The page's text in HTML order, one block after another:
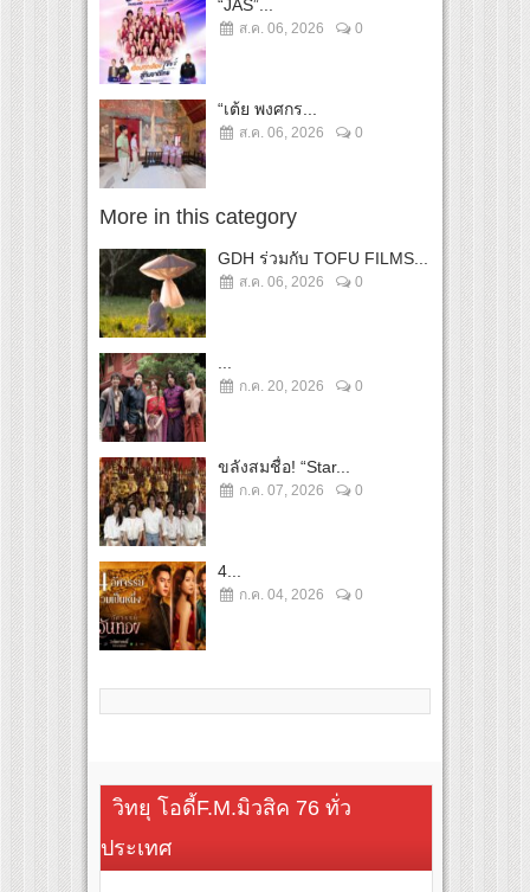
“JAS”...
ส.ค. 06, 2026 0
“เต้ย พงศกร...
ส.ค. 06, 2026 0
More in this category
GDH ร่วมกับ TOFU FILMS...
ส.ค. 06, 2026 0
...
ก.ค. 20, 2026 0
ขลังสมชื่อ! “Star...
ก.ค. 07, 2026 0
4...
ก.ค. 04, 2026 0
วิทยุ โอดี้F.M.มิวสิค 76 ทั่ว
ประเทศ